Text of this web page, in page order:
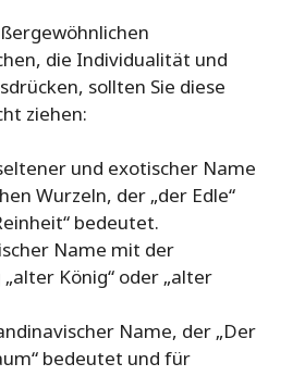
die Individualität und
sollten Sie diese
ziehen:
und exotischer Name
Wurzeln, der „der Edle“
bedeutet.
Name mit der
König“ oder „alter
Name, der „Der
bedeutet und für